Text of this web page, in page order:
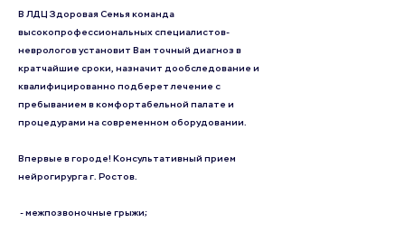
В ЛДЦ Здоровая Семья команда
высокопрофессиональных специалистов-
неврологов установит Вам точный диагноз в
кратчайшие сроки, назначит дообследование и
квалифицированно подберет лечение с
пребыванием в комфортабельной палате и
процедурами на современном оборудовании.
Впервые в городе! Консультативный прием
нейрогирурга г. Ростов.
- межпозвоночные грыжи;